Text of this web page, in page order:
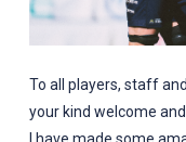
To all players, staff
your kind welcome